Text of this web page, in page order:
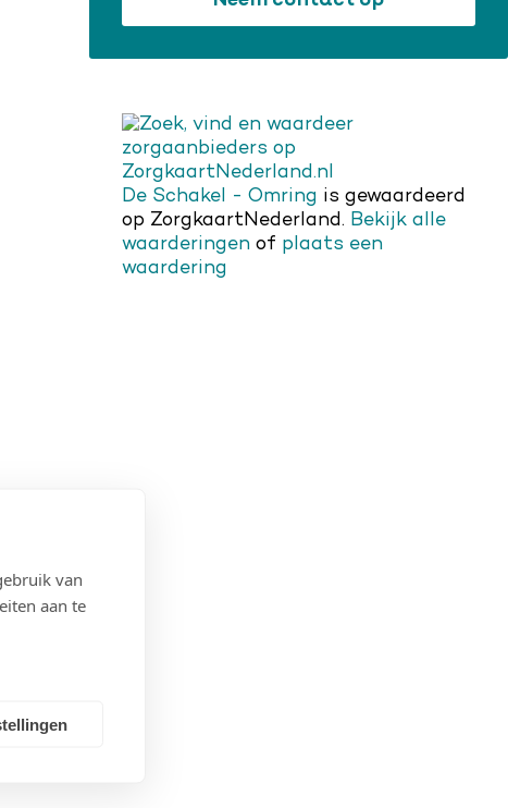
van
aan te
De Schakel - Omring is gewaardeerd
op ZorgkaartNederland. Bekijk alle
waarderingen of plaats een
waardering